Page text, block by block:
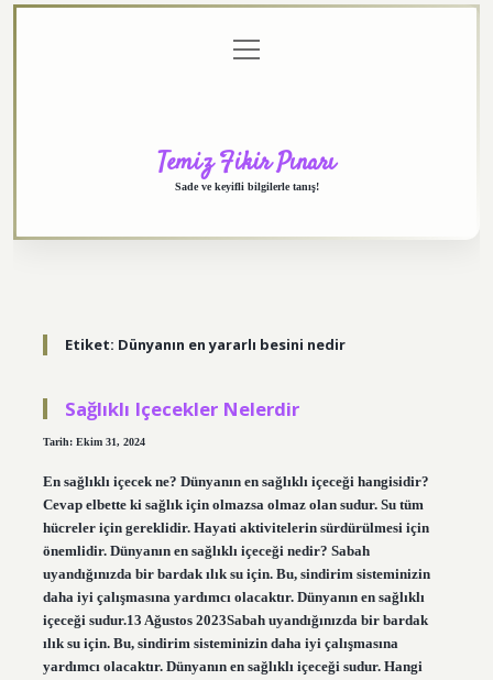
menüyü
aç
Temiz Fikir Pınarı
Sade ve keyifli bilgilerle tanış!
Etiket: Dünyanın en yararlı besini nedir
Sağlıklı Içecekler Nelerdir
Tarih: Ekim 31, 2024
En sağlıklı içecek ne? Dünyanın en sağlıklı içeceği hangisidir?
Cevap elbette ki sağlık için olmazsa olmaz olan sudur. Su tüm
hücreler için gereklidir. Hayati aktivitelerin sürdürülmesi için
önemlidir. Dünyanın en sağlıklı içeceği nedir? Sabah
uyandığınızda bir bardak ılık su için. Bu, sindirim sisteminizin
daha iyi çalışmasına yardımcı olacaktır. Dünyanın en sağlıklı
içeceği sudur.13 Ağustos 2023Sabah uyandığınızda bir bardak
ılık su için. Bu, sindirim sisteminizin daha iyi çalışmasına
yardımcı olacaktır. Dünyanın en sağlıklı içeceği sudur. Hangi